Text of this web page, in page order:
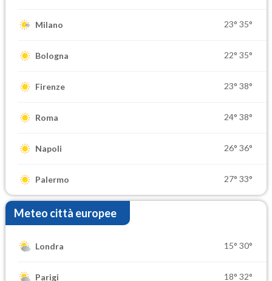
Milano 23° 35°
Bologna 22° 35°
Firenze 23° 38°
Roma 24° 38°
Napoli 26° 36°
Palermo 27° 33°
Meteo città europee
Londra 15° 30°
Parigi 18° 32°